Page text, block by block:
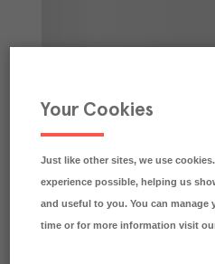
Your Cookies
Just like other sites, we use
experience possible, helping us
and useful to you. You can manage
time or for more information visit